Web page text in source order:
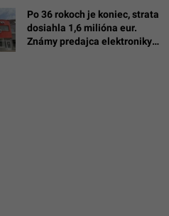
Po 36 rokoch je koniec, strata
dosiahla 1,6 milióna eur.
Známy predajca elektroniky